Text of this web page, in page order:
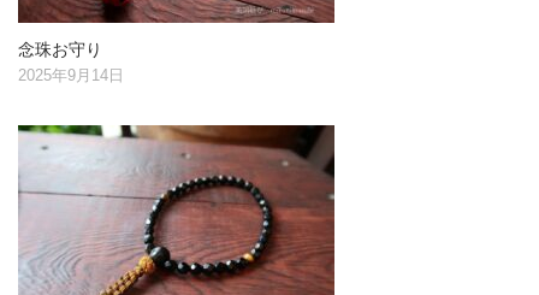
念珠お守り
2025年9月14日